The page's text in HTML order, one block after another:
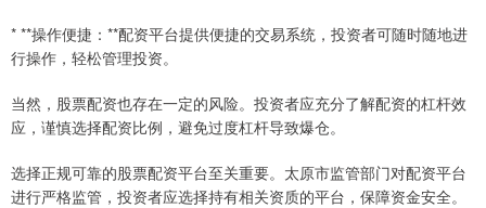
* **操作便捷：**配资平台提供便捷的交易系统，投资者可随时随地进
行操作，轻松管理投资。
当然，股票配资也存在一定的风险。投资者应充分了解配资的杠杆效
应，谨慎选择配资比例，避免过度杠杆导致爆仓。
选择正规可靠的股票配资平台至关重要。太原市监管部门对配资平台
进行严格监管，投资者应选择持有相关资质的平台，保障资金安全。